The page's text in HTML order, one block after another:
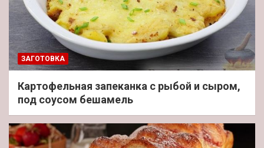
ЗАГОТОВКА
Картофельная запеканка с рыбой и сыром,
под соусом бешамель